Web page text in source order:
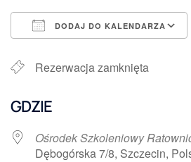
DODAJ DO KALENDARZA
Rezerwacja zamknięta
GDZIE
Ośrodek Szkoleniowy
Dębogórska 7/8, Szczecin,